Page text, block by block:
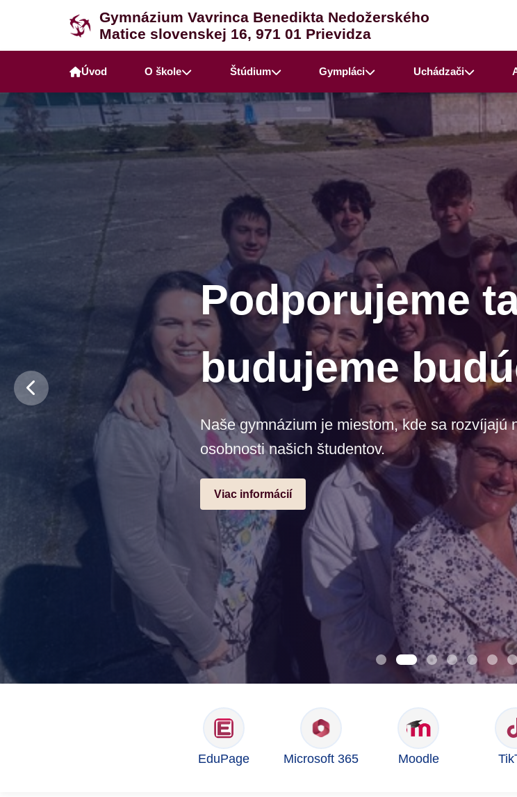
Gymnázium Vavrinca Benedikta Nedožerského
Matice slovenskej 16, 971 01 Prievidza
Úvod O škole Štúdium Gympláci Uchádzači
Podporujeme
budujeme
Naše gymnázium je miestom, kde sa rozvíjajú
osobnosti našich študentov.
Viac informácií
EduPage Microsoft 365 Moodle